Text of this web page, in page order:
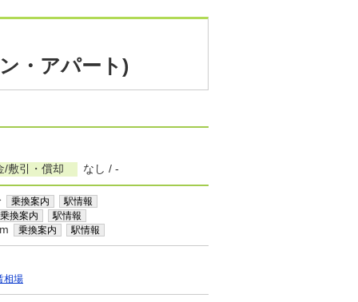
・アパート)
/敷引・償却 なし / -
乗換案内 駅情報
乗換案内 駅情報
乗換案内 駅情報
相場